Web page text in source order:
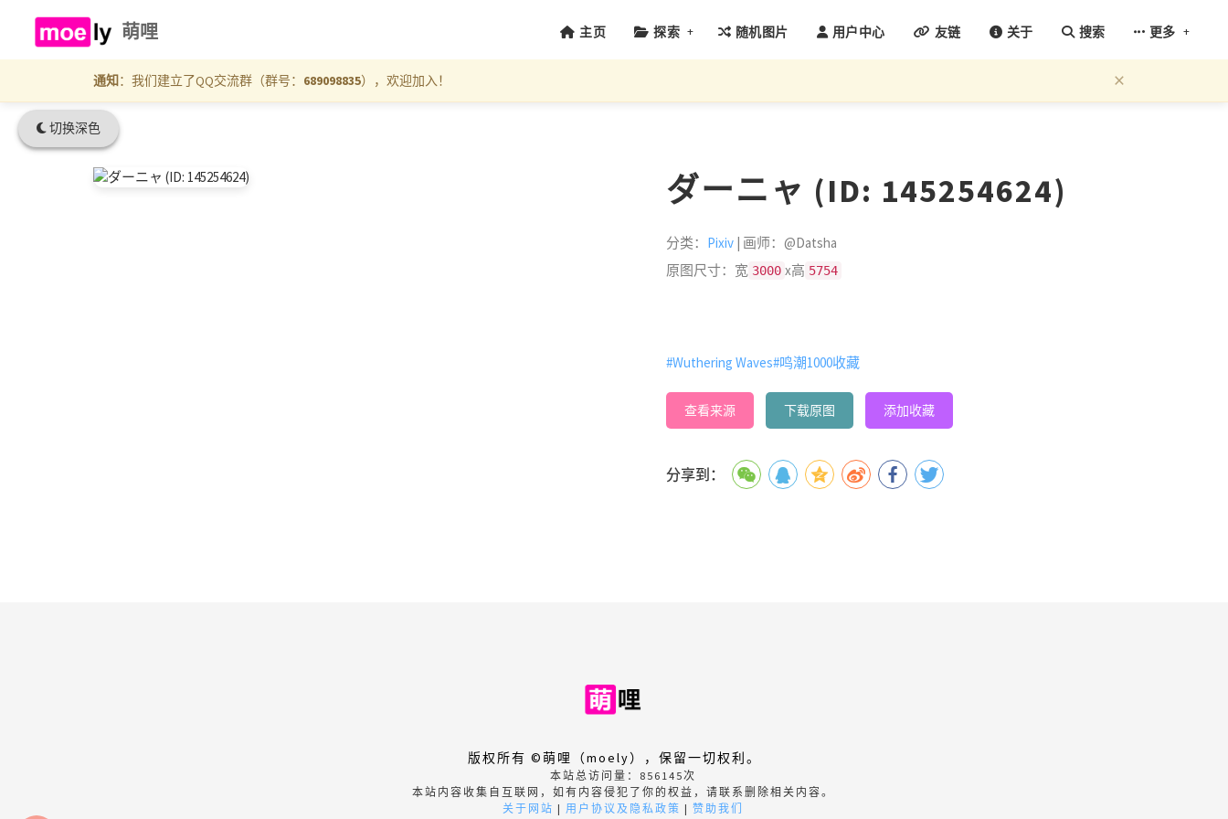
切换深色
萌哩 主页 探索 + 随机图片 用户中心 友链 关于 搜索 更多 +
通知：我们建立了QQ交流群（群号： 689098835），欢迎加入！ ×
ダーニャ (ID: 145254624)
分类： Pixiv | 画师：@Datsha
原图尺寸：宽 3000 x高 5754
#Wuthering Waves#鸣潮1000收藏
查看来源 下载原图 添加收藏
分享到：
版权所有 ©萌哩（moely），保留一切权利。
本站总访问量： 856145次
本站内容收集自互联网，如有内容侵犯了你的权益，请联系删除相关内容。
关于网站 | 用户协议及隐私政策 | 赞助我们